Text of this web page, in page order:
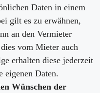
Daten in einem
gilt es zu erwähnen,
an den Vermieter
vom Mieter auch
erhalten diese jederzeit
eigenen Daten.
Wünschen der